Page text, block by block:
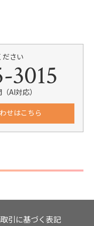
ださい
3015
AI対応）
せはこちら
引に基づく表記